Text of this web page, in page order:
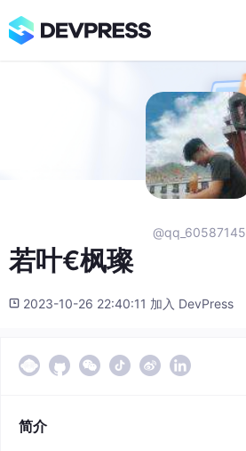
@qq_60587145
若叶€枫璨
2023-10-26 22:40:11 加入 DevPress
简介